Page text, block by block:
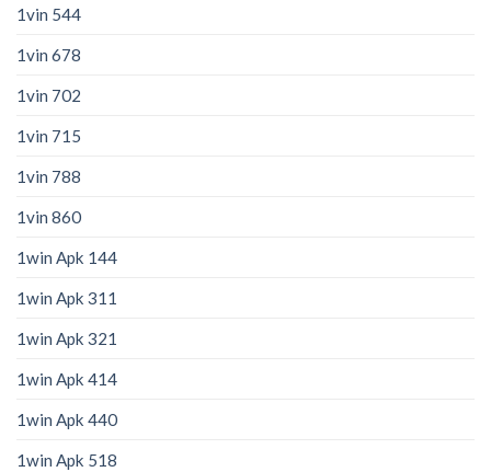
1vin 544
1vin 678
1vin 702
1vin 715
1vin 788
1vin 860
1win Apk 144
1win Apk 311
1win Apk 321
1win Apk 414
1win Apk 440
1win Apk 518